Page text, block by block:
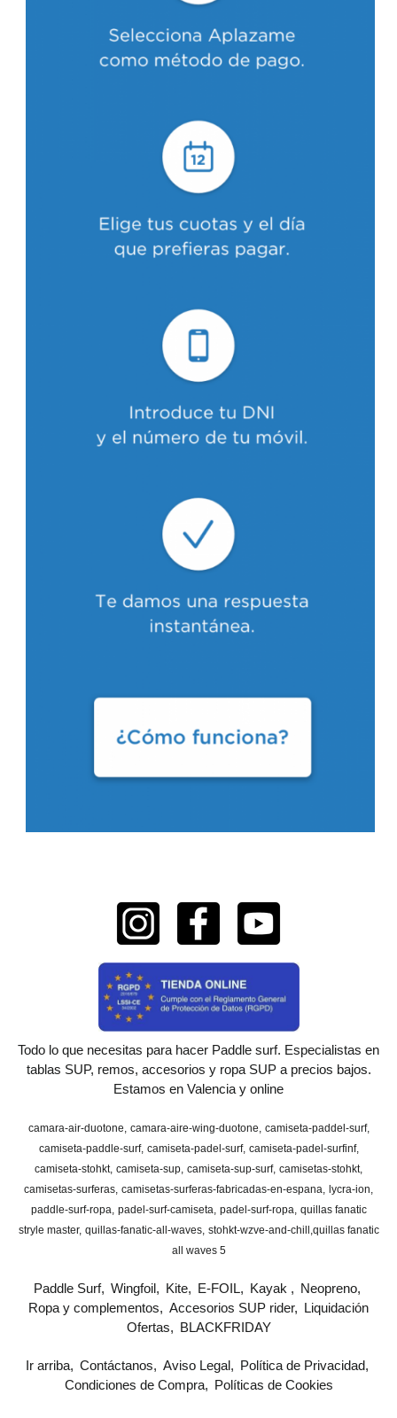
Todo lo que necesitas para hacer Paddle surf. Especialistas en
tablas SUP, remos, accesorios y ropa SUP a precios bajos.
Estamos en Valencia y online
camara-air-duotone camara-aire-wing-duotone camiseta-paddel-surf
camiseta-paddle-surf camiseta-padel-surf camiseta-padel-surfinf
camiseta-stohkt camiseta-sup camiseta-sup-surf camisetas-stohkt
camisetas-surferas camisetas-surferas-fabricadas-en-espana
lycra-ion
paddle-surf-ropa padel-surf-camiseta padel-surf-ropa quillas fanatic
stryle master quillas-fanatic-all-waves stohkt-wzve-and-chill
​quillas fanatic
all waves 5
Paddle Surf Wingfoil Kite E-FOIL Kayak
Neopreno
Ropa y complementos
Accesorios SUP rider
Liquidación
Ofertas
BLACKFRIDAY
Ir arriba Contáctanos Aviso Legal
Política de Privacidad
Condiciones de Compra
Políticas de Cookies